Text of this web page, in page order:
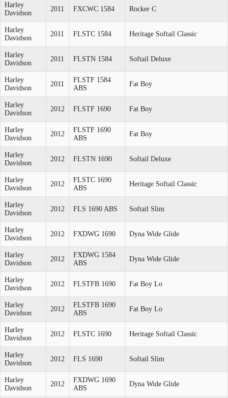
Harley
Davidson
2011 FXCWC 1584 Rocker C
Harley
Davidson
2011 FLSTC 1584 Heritage Softail Classic
Harley
Davidson
2011 FLSTN 1584 Softail Deluxe
Harley
Davidson
2011
FLSTF 1584
ABS
Fat Boy
Harley
Davidson
2012 FLSTF 1690 Fat Boy
Harley
Davidson
2012
FLSTF 1690
ABS
Fat Boy
Harley
Davidson
2012 FLSTN 1690 Softail Deluxe
Harley
Davidson
2012
FLSTC 1690
ABS
Heritage Softail Classic
Harley
Davidson
2012 FLS 1690 ABS Softail Slim
Harley
Davidson
2012 FXDWG 1690 Dyna Wide Glide
Harley
Davidson
2012
FXDWG 1584
ABS
Dyna Wide Glide
Harley
Davidson
2012 FLSTFB 1690 Fat Boy Lo
Harley
Davidson
2012
FLSTFB 1690
ABS
Fat Boy Lo
Harley
Davidson
2012 FLSTC 1690 Heritage Softail Classic
Harley
Davidson
2012 FLS 1690 Softail Slim
Harley
Davidson
2012
FXDWG 1690
ABS
Dyna Wide Glide